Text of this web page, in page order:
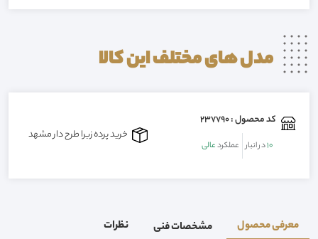
مدل های مختلف اینکالا
کد محصول : 237790
10در انبار عملکردعالی
خرید پرده زبرا طرح دار مشهد
معرفی محصول مشخصات فنی نظرات